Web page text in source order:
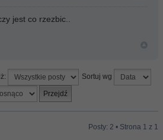
jest co rzezbic..
Sortuj wg
Posty: 2 • Strona 1 z 1